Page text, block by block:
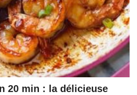
20 min : la délicieuse